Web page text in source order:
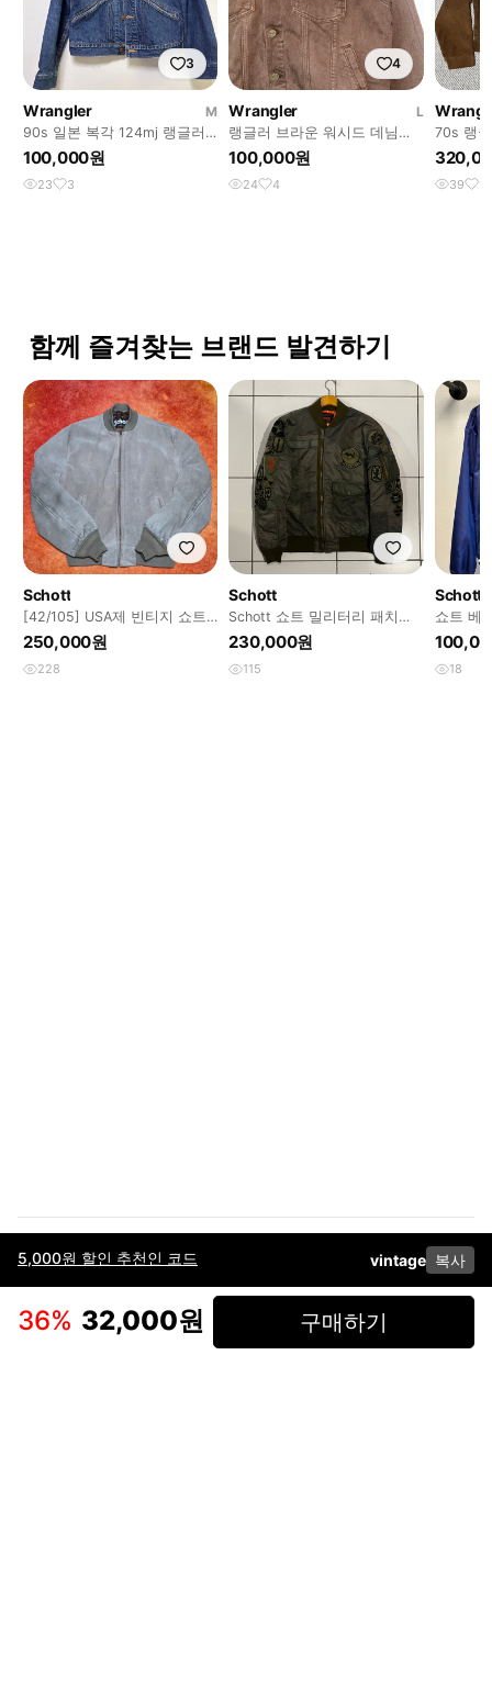
5,000원 할인 추천인 코드 vintage 복사
36% 32,000원 구매하기
3
Wrangler
M
90s 일본 복각 124mj 랭글러
데님 자켓
100,000원
23 3
4
Wrangler
L
랭글러 브라운 워시드 데님자
켓
100,000원
24 4
70s 랭
39 11
함께 즐겨찾는 브랜드 발견하기
Schott
[42/105] USA제 빈티지 쇼트
(Schott) 327 스웨이드 MA
250,000원
228
Schott
Schott 쇼트 밀리터리 패치워
크 ma-1 자켓
230,000원
115
Schott
쇼트 베
켓
18
이용약관고객센터판매개인정보 처리방침사업자 정보다운로드
인스타그램
페이스북